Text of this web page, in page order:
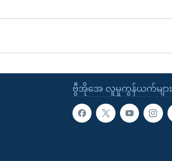
ဗွီအိုအေ လူမှုကွန်ယက်များ